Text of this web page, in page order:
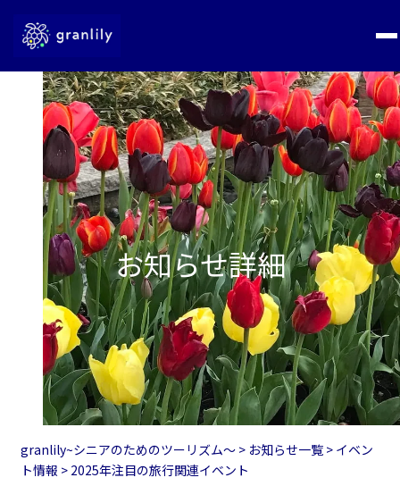
お知らせ詳細
granlily~シニアのためのツーリズム〜 > お知らせ一覧 > イベン
ト情報 > 2025年注目の旅行関連イベント